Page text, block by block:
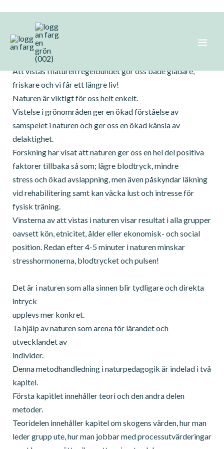
innehåll
Näverbiten- Naturpedagogik
Näverbiten är ett metodmaterial framtaget 2015
Att vistas i naturen regelbundet gör oss både gladare,
friskare och vi får ett längre liv!
Naturen är viktigt för oss helt enkelt.
Vistelse i grönområden ger en ökad förståelse av
samspelet i naturen och ger oss en ökad känsla av
delaktighet.
Forskning har visat att naturen ger oss en hel del positiva
faktorer tillbaka så som; lägre blodtryck, mindre
stress och ökad avslappning, men även påskyndar läkning
vid rehabilitering samt kan väcka lust och intresse för
fysisk träning.
Vinsterna av att vistas i naturen visar resultat i alla grupper
oavsett kön, etnicitet, ålder eller ekonomisk- och social
position. Redan efter 4-5 minuter i naturen minskar
stresshormonerna, blodtrycket och pulsen!
Det är i naturen som alla sinnen blir tydligare och direkta
intryck
upplevs mer konkret.
Ta hjälp av naturen som arena för lärandet och
utvecklandet av
individer.
Denna metodhandledning i naturpedagogik är indelad i två
kapitel.
Första kapitlet innehåller teori och den andra delen
metoder.
Teoridelen innehåller kapitel om skogens värden, hur man
leder grupp ute, hur man jobbar med processutvärderingar